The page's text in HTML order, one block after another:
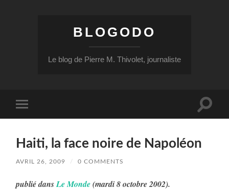
BLOGODO
Le blog de Pierre M. Thivolet, journaliste
mobile
Toggle
Haiti, la face noire de Napoléon
AVRIL 26, 2009 / 0 COMMENTS
publié dansLe Monde(mardi 8 octobre 2002).